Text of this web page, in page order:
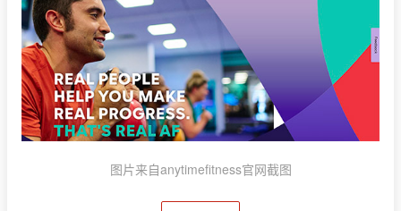
图片来自anytimefitness官网截图